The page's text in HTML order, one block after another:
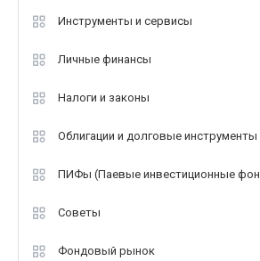
Инструменты и сервисы
Личные финансы
Налоги и законы
Облигации и долговые инструменты
ПИФы (Паевые инвестиционные
Советы
Фондовый рынок